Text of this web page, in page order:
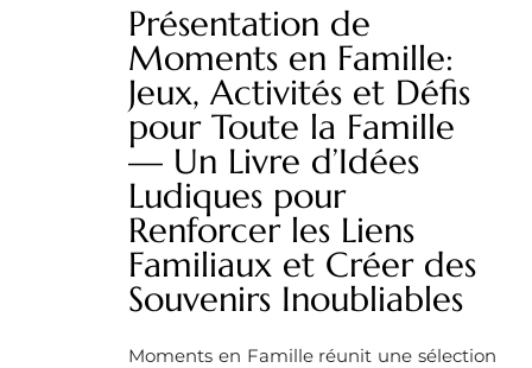
Présentation de
Moments en Famille:
Jeux, Activités et Défis
pour Toute la Famille
— Un Livre d’Idées
Ludiques pour
Renforcer les Liens
Familiaux et Créer des
Souvenirs Inoubliables
Moments en Famille réunit une sélection